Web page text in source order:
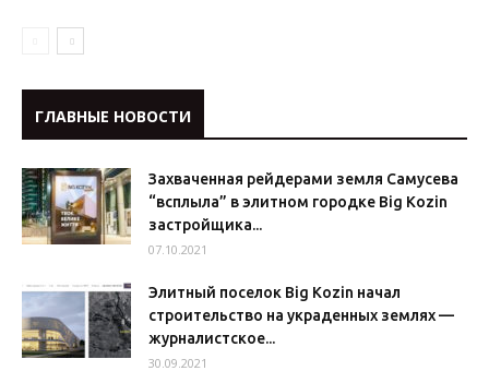
ГЛАВНЫЕ НОВОСТИ
Захваченная рейдерами земля Самусева
“всплыла” в элитном городке Big Kozin
застройщика...
07.10.2021
Элитный поселок Big Kozin начал
строительство на украденных землях —
журналистское...
30.09.2021